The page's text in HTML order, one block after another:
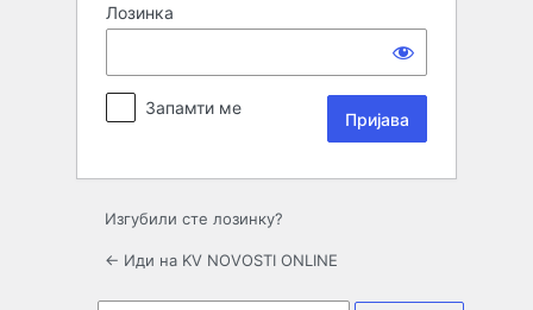
Лозинка
Запамти ме
Изгубили сте лозинку?
← Иди на KV NOVOSTI ONLINE